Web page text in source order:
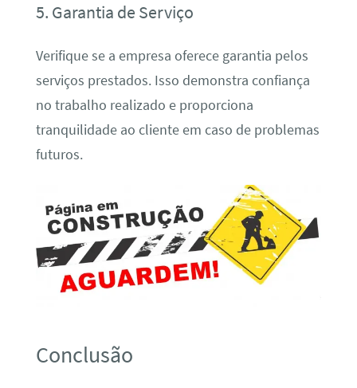
5. Garantia de Serviço
Verifique se a empresa oferece garantia pelos
serviços prestados. Isso demonstra confiança
no trabalho realizado e proporciona
tranquilidade ao cliente em caso de problemas
futuros.
Conclusão